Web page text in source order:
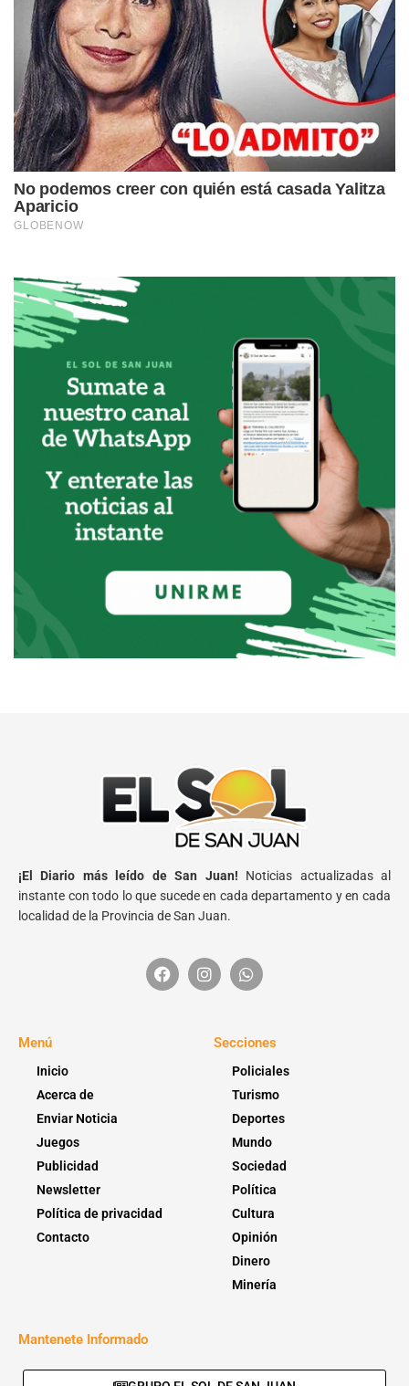
¡El Diario más leído de San Juan! Noticias actualizadas al
instante con todo lo que sucede en cada departamento y en cada
localidad de la Provincia de San Juan.
Menú
Inicio
Acerca de
Enviar Noticia
Juegos
Publicidad
Newsletter
Política de privacidad
Contacto
Secciones
Policiales
Turismo
Deportes
Mundo
Sociedad
Política
Cultura
Opinión
Dinero
Minería
Mantenete Informado